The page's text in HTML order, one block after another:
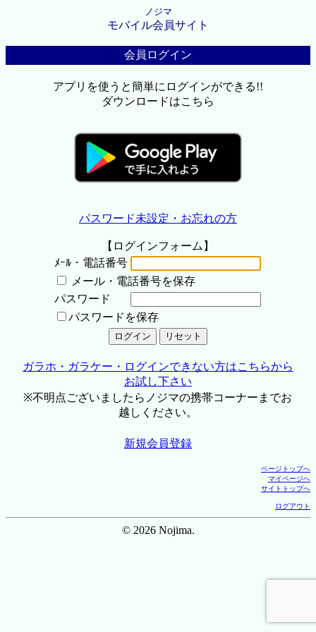
ノジマ
モバイル会員サイト
会員ログイン
アプリを使うと簡単にログインができる!!
ダウンロードはこちら
パスワード未設定・お忘れの方
【ログインフォーム】
ﾒｰﾙ・電話番号
メール・電話番号を保存
パスワード
パスワードを保存
ガラホ・ガラケー・ログインできない方はこちらから
お試し下さい
※不明点ございましたらノジマの携帯コーナーまでお
越しください。
新規会員登録
ページトップへ
マイページへ
サイトトップへ
ログアウト
© 2026 Nojima.